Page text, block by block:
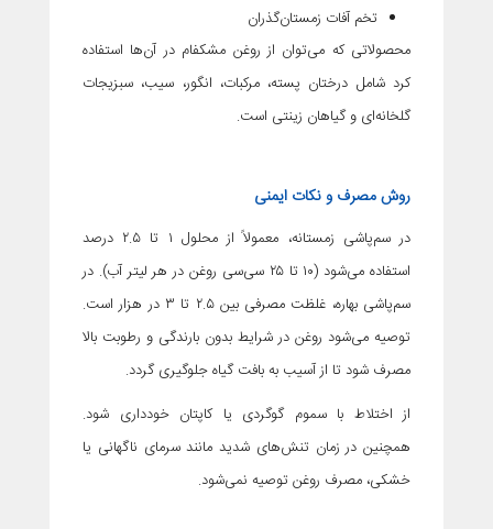
تخم آفات زمستان‌گذران
محصولاتی که می‌توان از روغن مشکفام در آن‌ها استفاده
کرد شامل درختان پسته، مرکبات، انگور، سیب، سبزیجات
گلخانه‌ای و گیاهان زینتی است.
روش مصرف و نکات ایمنی
در سم‌پاشی زمستانه، معمولاً از محلول ۱ تا ۲.۵ درصد
استفاده می‌شود (۱۰ تا ۲۵ سی‌سی روغن در هر لیتر آب). در
سم‌پاشی بهاره، غلظت مصرفی بین ۲.۵ تا ۳ در هزار است.
توصیه می‌شود روغن در شرایط بدون بارندگی و رطوبت بالا
مصرف شود تا از آسیب به بافت گیاه جلوگیری گردد.
از اختلاط با سموم گوگردی یا کاپتان خودداری شود.
همچنین در زمان تنش‌های شدید مانند سرمای ناگهانی یا
خشکی، مصرف روغن توصیه نمی‌شود.